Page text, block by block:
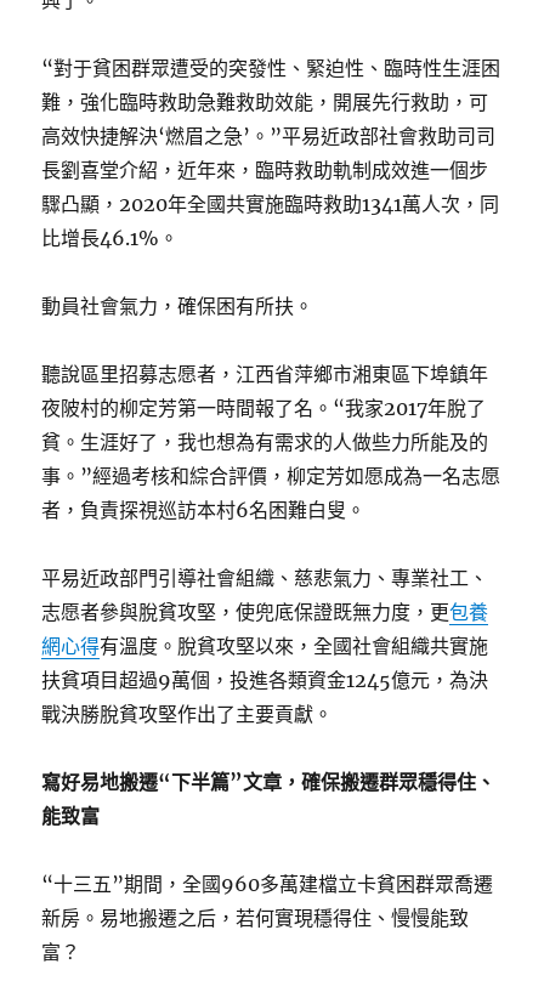
“對于貧困群眾遭受的突發性、緊迫性、臨時性生涯困
難，強化臨時救助急難救助效能，開展先行救助，可
高效快捷解決‘燃眉之急’。”平易近政部社會救助司司
長劉喜堂介紹，近年來，臨時救助軌制成效進一個步
驟凸顯，2020年全國共實施臨時救助1341萬人次，同
比增長46.1%。
動員社會氣力，確保困有所扶。
聽說區里招募志愿者，江西省萍鄉市湘東區下埠鎮年
夜陂村的柳定芳第一時間報了名。“我家2017年脫了
貧。生涯好了，我也想為有需求的人做些力所能及的
事。”經過考核和綜合評價，柳定芳如愿成為一名志愿
者，負責探視巡訪本村6名困難白叟。
平易近政部門引導社會組織、慈悲氣力、專業社工、
志愿者參與脫貧攻堅，使兜底保證既無力度，更包養
網心得有溫度。脫貧攻堅以來，全國社會組織共實施
扶貧項目超過9萬個，投進各類資金1245億元，為決
戰決勝脫貧攻堅作出了主要貢獻。
寫好易地搬遷“下半篇”文章，確保搬遷群眾穩得住、
能致富
“十三五”期間，全國960多萬建檔立卡貧困群眾喬遷
新房。易地搬遷之后，若何實現穩得住、慢慢能致
富？